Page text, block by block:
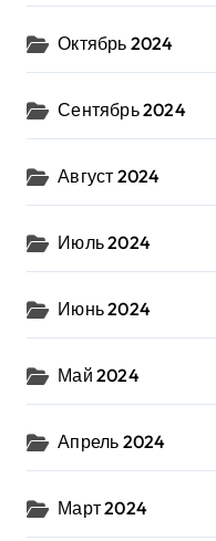
Октябрь 2024
Сентябрь 2024
Август 2024
Июль 2024
Июнь 2024
Май 2024
Апрель 2024
Март 2024